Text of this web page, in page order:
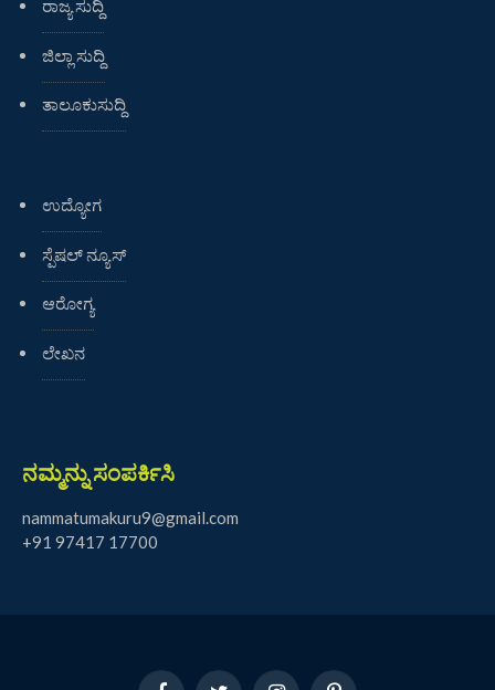
ರಾಜ್ಯ ಸುದ್ದಿ
ಜಿಲ್ಲಾ ಸುದ್ದಿ
ತಾಲೂಕುಸುದ್ದಿ
ಉದ್ಯೋಗ
ಸ್ಪೆಷಲ್ ನ್ಯೂಸ್
ಆರೋಗ್ಯ
ಲೇಖನ
ನಮ್ಮನ್ನು ಸಂಪರ್ಕಿಸಿ
nammatumakuru9@gmail.com
+91 97417 17700